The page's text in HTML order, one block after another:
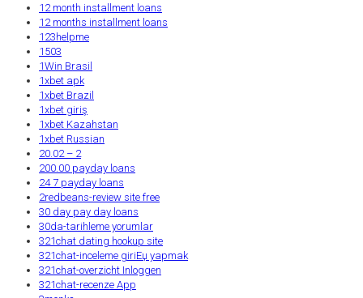
12 month installment loans
12 months installment loans
123helpme
1503
1Win Brasil
1xbet apk
1xbet Brazil
1xbet giriş
1xbet Kazahstan
1xbet Russian
20.02 – 2
200.00 payday loans
24 7 payday loans
2redbeans-review site free
30 day pay day loans
30da-tarihleme yorumlar
321chat dating hookup site
321chat-inceleme giriЕџ yapmak
321chat-overzicht Inloggen
321chat-recenze App